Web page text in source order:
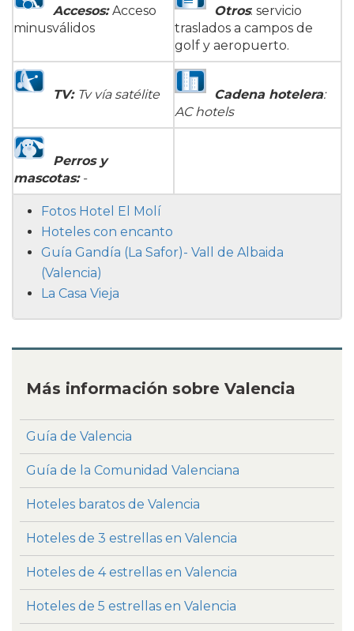
Accesos:Acceso
minusválidos
Otros: servicio
traslados a campos de
golf y aeropuerto.
TV: Tv vía satélite Cadena hotelera:
AC hotels
Perros y
mascotas:-
Fotos Hotel El Molí
Hoteles con encanto
Guía Gandía (La Safor)- Vall de Albaida
(Valencia)
La Casa Vieja
Más información sobre Valencia
Guía de Valencia
Guía de la Comunidad Valenciana
Hoteles baratos de Valencia
Hoteles de 3 estrellas en Valencia
Hoteles de 4 estrellas en Valencia
Hoteles de 5 estrellas en Valencia